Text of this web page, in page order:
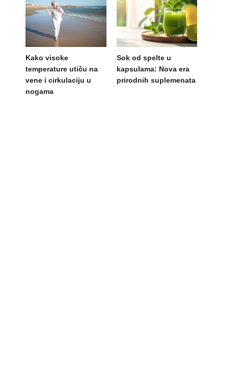
Kako visoke
temperature utiču na
vene i cirkulaciju u
nogama
Sok od spelte u
kapsulama: Nova era
prirodnih suplemenata